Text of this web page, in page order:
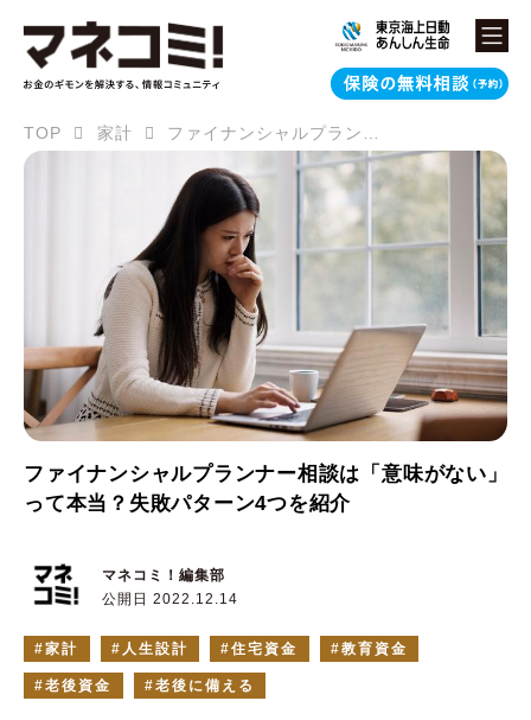
TOP 家計 ファイナンシャルプランナー相談は「意味がない」って本当？失敗パターン4つを紹介
ファイナンシャルプランナー相談は「意味がない」
って本当？失敗パターン4つを紹介
公開日 2022.12.14
マネコミ！編集部
家計 人生設計 住宅資金 教育資金
老後資金 老後に備える